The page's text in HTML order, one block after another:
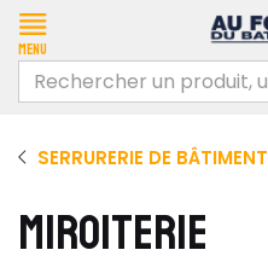
Menu
SERRURERIE DE BÂTIMENT
MIROITERIE